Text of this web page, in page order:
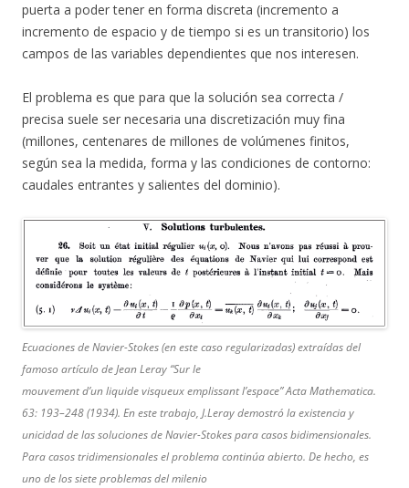
puerta a poder tener en forma discreta (incremento a
incremento de espacio y de tiempo si es un transitorio) los
campos de las variables dependientes que nos interesen.
El problema es que para que la solución sea correcta /
precisa suele ser necesaria una discretización muy fina
(millones, centenares de millones de volúmenes finitos,
según sea la medida, forma y las condiciones de contorno:
caudales entrantes y salientes del dominio).
Ecuaciones de Navier-Stokes (en este caso regularizadas) extraídas del
famoso artículo de Jean Leray “Sur le
mouvement d’un liquide visqueux emplissant l’espace” Acta Mathematica.
63: 193–248 (1934). En este trabajo, J.Leray demostró la existencia y
unicidad de las soluciones de Navier-Stokes para casos bidimensionales.
Para casos tridimensionales el problema continúa abierto. De hecho, es
uno de los siete problemas del milenio